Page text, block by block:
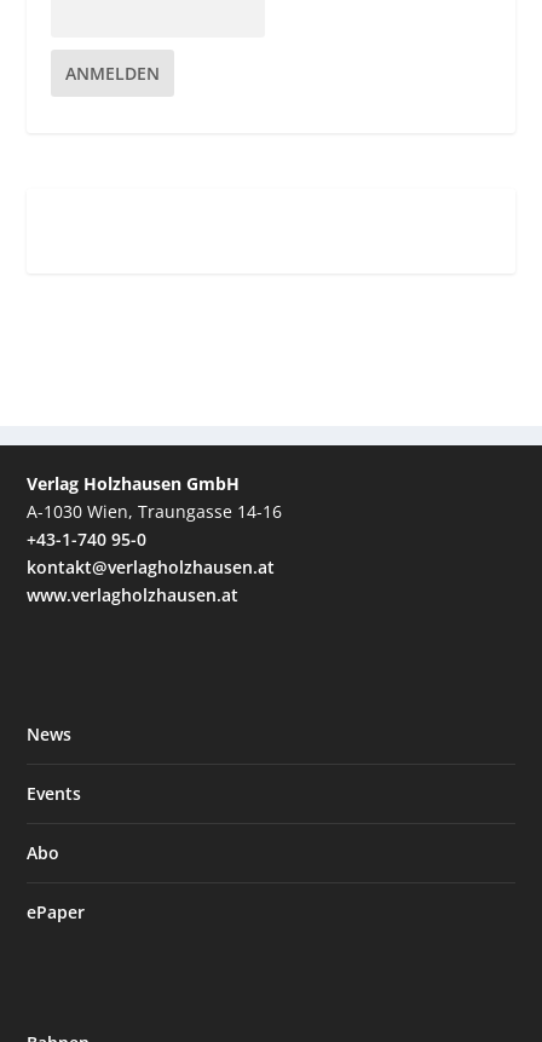
ANMELDEN
Verlag Holzhausen GmbH
A-1030 Wien, Traungasse 14-16
+43-1-740 95-0
kontakt@verlagholzhausen.at
www.verlagholzhausen.at
News
Events
Abo
ePaper